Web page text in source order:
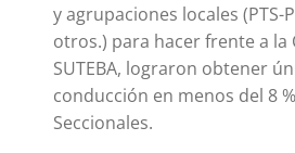
y agrupaciones locales (PTS-
otros.) para hacer frente a la
SUTEBA, lograron obtener
conducción en menos del 8
Seccionales.